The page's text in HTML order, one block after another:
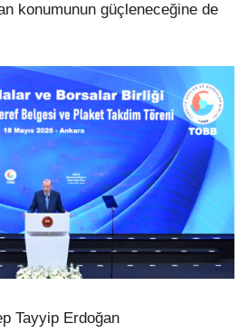
konumunun güçleneceğine de
Tayyip Erdoğan